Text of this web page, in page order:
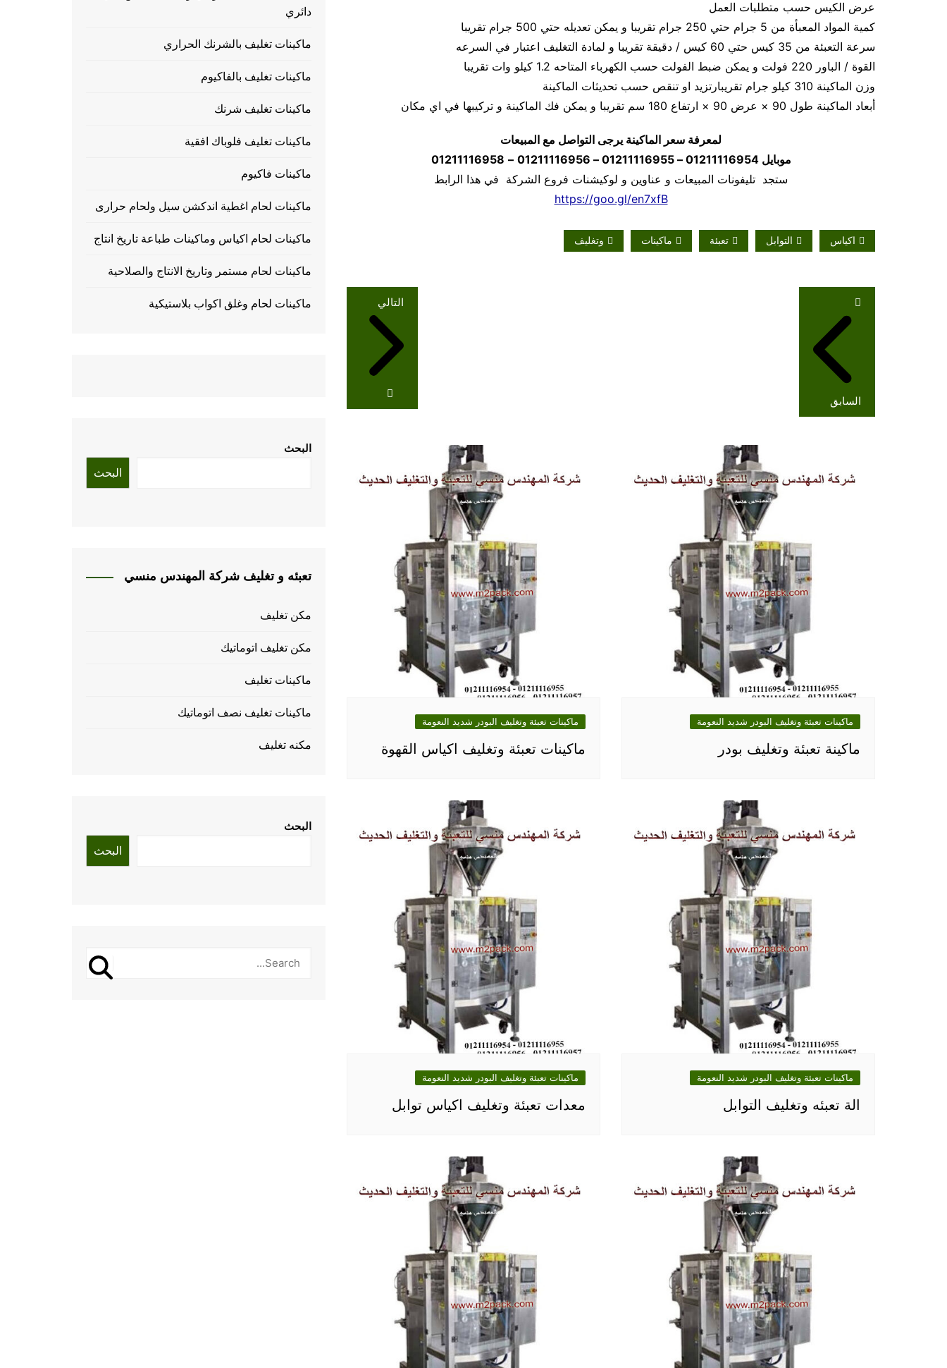
عرض الكيس حسب متطلبات العمل
كمية المواد المعبأة من 5 جرام حتي 250 جرام تقريبا و يمكن تعديله حتي 500 جرام تقريبا
سرعة التعبئة من 35 كيس حتي 60 كيس / دقيقة تقريبا و لمادة التغليف اعتبار في السرعه
القوة / الباور 220 فولت و يمكن ضبط الفولت حسب الكهرباء المتاحه 1.2 كيلو وات تقريبا
وزن الماكينة 310 كيلو جرام تقريبارتزيد او تنقص حسب تحديثات الماكينة
أبعاد الماكينة طول 90 × عرض 90 × ارتفاع 180 سم تقريبا و يمكن فك الماكينة و تركيبها في اي مكان
لمعرفة سعر الماكينة يرجى التواصل مع المبيعات
موبايل01211116954 – 01211116955 – 01211116956
–
01211116958
ستجد تليفونات المبيعات و عناوين و لوكيشنات فروع الشركة في هذا الرابط
https://goo.gl/en7xfB
اكياس التوابل تعبئة ماكينات وتغليف
تصفّح
المقالات
السابق
التالي
ماكينات تعبئة وتغليف البودر شديد النعومة
ماكينة تعبئة وتغليف بودر
ماكينات تعبئة وتغليف البودر شديد النعومة
ماكينات تعبئة وتغليف اكياس القهوة
ماكينات تعبئة وتغليف البودر شديد النعومة
الة تعبئه وتغليف التوابل
ماكينات تعبئة وتغليف البودر شديد النعومة
معدات تعبئة وتغليف اكياس توابل
دائري
ماكينات تغليف بالشرنك الحراري
ماكينات تغليف بالفاكيوم
ماكينات تغليف شرنك
ماكينات تغليف فلوباك افقية
ماكينات فاكيوم
ماكينات لحام اغطية اندكشن سيل ولحام حرارى
ماكينات لحام اكياس وماكينات طباعة تاريخ انتاج
ماكينات لحام مستمر وتاريخ الانتاج والصلاحية
ماكينات لحام وغلق اكواب بلاستيكية
البحث
البحث
تعبئه و تغليف شركة المهندس منسي
مكن تغليف
مكن تغليف اتوماتيك
ماكينات تغليف
ماكينات تغليف نصف اتوماتيك
مكنه تغليف
البحث
البحث